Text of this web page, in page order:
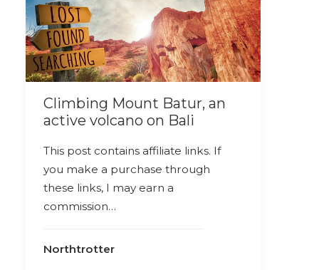
Climbing Mount Batur, an
active volcano on Bali
This post contains affiliate links. If
you make a purchase through
these links, I may earn a
commission…
Northtrotter